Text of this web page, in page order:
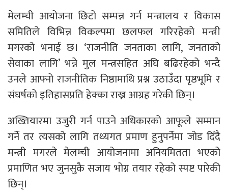
मेलम्ची आयोजना छिटो सम्पन्न गर्न मन्त्रालय र विकास
समितिले विभिन्न विकल्पमा छलफल गरिरहेको मन्त्री
मगरको भनाई छ। ‘राजनीति जनताका लागि, जनताको
सेवाका लागि’ भन्ने मुल मन्त्रसहित अघि बढिरहेको भन्दै
उनले आफ्नो राजनीतिक निष्ठामाथि प्रश्न उठाउँदा पृष्ठभूमि र
संघर्षको इतिहासप्रति हेक्का राख्न आग्रह गरेकी छिन्।
अख्तियारमा उजुरी गर्न पाउने अधिकारको आफूले सम्मान
गर्ने तर त्यसको लागि तथ्यगत प्रमाण हुनुपर्नेमा जोड दिँदै
मन्त्री मगरले मेलम्ची आयोजनामा अनियमितता भएको
प्रमाणित भए जुनसुकै सजाय भोग्न तयार रहेको स्पष्ट पारेकी
छिन्।